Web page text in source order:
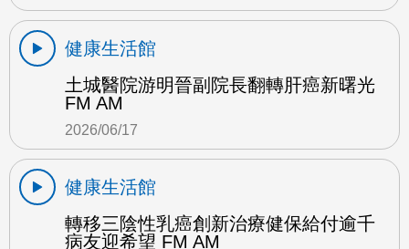
健康生活館
土城醫院游明晉副院長翻轉肝癌新曙光
FM AM
2026/06/17
健康生活館
轉移三陰性乳癌創新治療健保給付逾千
病友迎希望 FM AM